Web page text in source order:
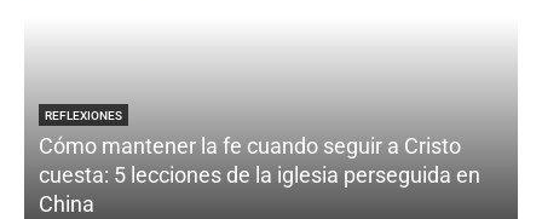
REFLEXIONES
Cómo mantener la fe cuando seguir a Cristo
cuesta: 5 lecciones de la iglesia perseguida en
China